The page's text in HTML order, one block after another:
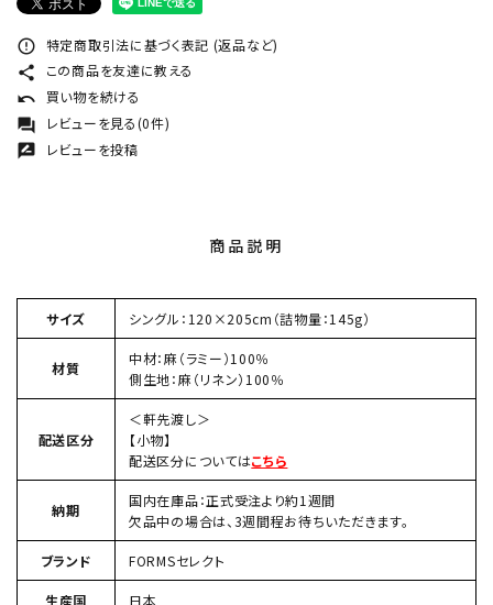
error_outline 特定商取引法に基づく表記 (返品など)
share この商品を友達に教える
undo 買い物を続ける
forum レビューを見る(0件)
rate_review レビューを投稿
商品説明
サイズ シングル：120×205cm（詰物量：145g）
材質
中材：麻（ラミー）100％
側生地：麻（リネン）100％
配送区分
＜軒先渡し＞
【小物】
配送区分についてはこちら
納期
国内在庫品：正式受注より約1週間
欠品中の場合は、3週間程お待ちいただきます。
ブランド FORMSセレクト
生産国 日本